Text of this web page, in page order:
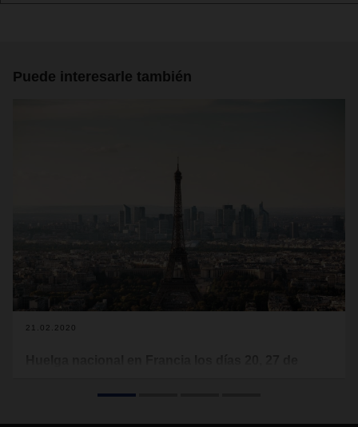
Puede interesarle también
21.02.2020
reforma de las pensiones aún no ha llegado a su fin. Habrá